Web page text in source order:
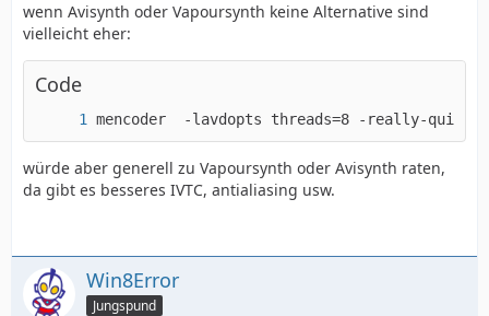
wenn Avisynth oder Vapoursynth keine Alternative sind
vielleicht eher:
Code
mencoder  -lavdopts threads=8 -really-
würde aber generell zu Vapoursynth oder Avisynth raten,
da gibt es besseres IVTC, antialiasing usw.
Win8Error
Jungspund